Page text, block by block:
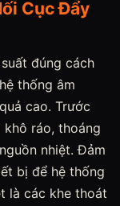
Cục Đẩy
đúng cách
thống âm
cao. Trước
ráo, thoáng
nhiệt. Đảm
bị để hệ thống
là các khe thoát